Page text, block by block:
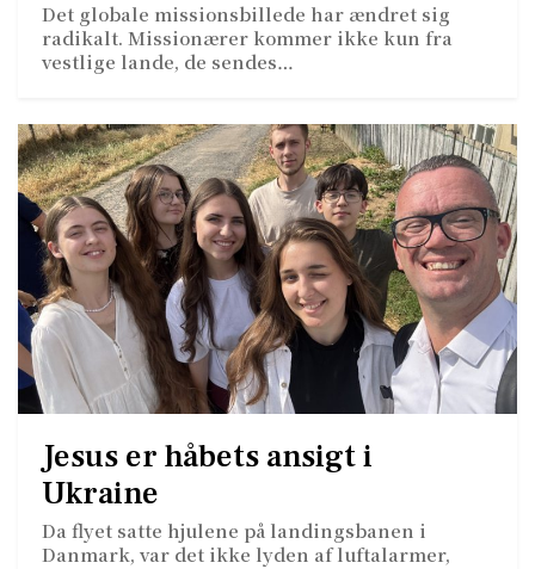
Det globale missionsbillede har ændret sig
radikalt. Missionærer kommer ikke kun fra
vestlige lande, de sendes…
Jesus er håbets ansigt i
Ukraine
Da flyet satte hjulene på landingsbanen i
Danmark, var det ikke lyden af luftalarmer,